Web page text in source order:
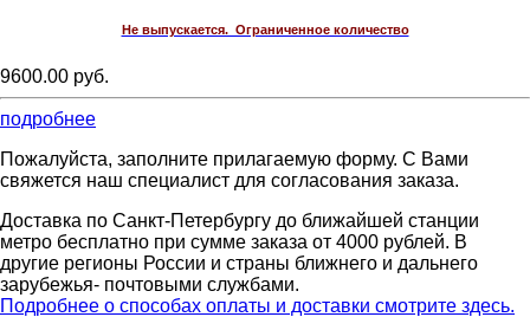
Не выпускается. Ограниченное количество
9600.00 руб.
подробнее
Пожалуйста, заполните прилагаемую форму. С Вами
свяжется наш специалист для согласования заказа.
Доставка по Санкт-Петербургу до ближайшей станции
метро бесплатно при сумме заказа от 4000 рублей. В
другие регионы России и страны ближнего и дальнего
зарубежья- почтовыми службами.
Подробнее о способах оплаты и доставки смотрите здесь.